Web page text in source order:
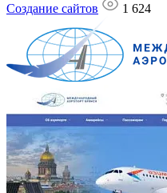
Создание сайтов 1 624